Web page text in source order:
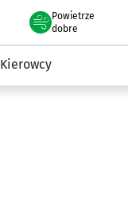
Powietrze
we Wrocławiu
dobre
Kierowcy